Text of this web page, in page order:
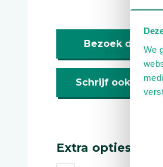
We
Bezoek de
Schrijf ook een
Extra opties